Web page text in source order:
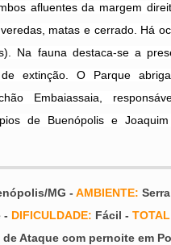
afluentes da margem
matas e cerrado. Há
Na fauna destaca-se a
extinção. O Parque
Embaiassaia,
de Buenópolis e Joaquim
MG - AMBIENTE:
- DIFICULDADE: Fácil -
de Ataque com pernoite em